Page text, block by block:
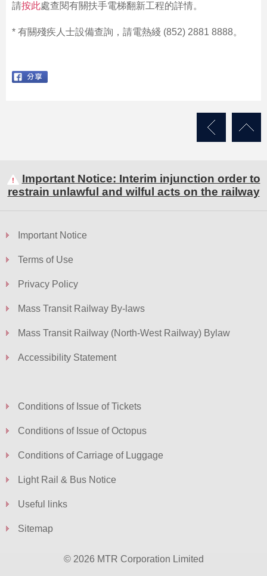
請按此處查閱有關扶手電梯翻新工程的詳情。
* 有關殘疾人士設備查詢，請電熱綫 (852) 2881 8888。
Important Notice: Interim injunction order to
restrain unlawful and wilful acts on the railway
Important Notice
Terms of Use
Privacy Policy
Mass Transit Railway By-laws
Mass Transit Railway (North-West Railway) Bylaw
Accessibility Statement
Conditions of Issue of Tickets
Conditions of Issue of Octopus
Conditions of Carriage of Luggage
Light Rail & Bus Notice
Useful links
Sitemap
© 2026 MTR Corporation Limited